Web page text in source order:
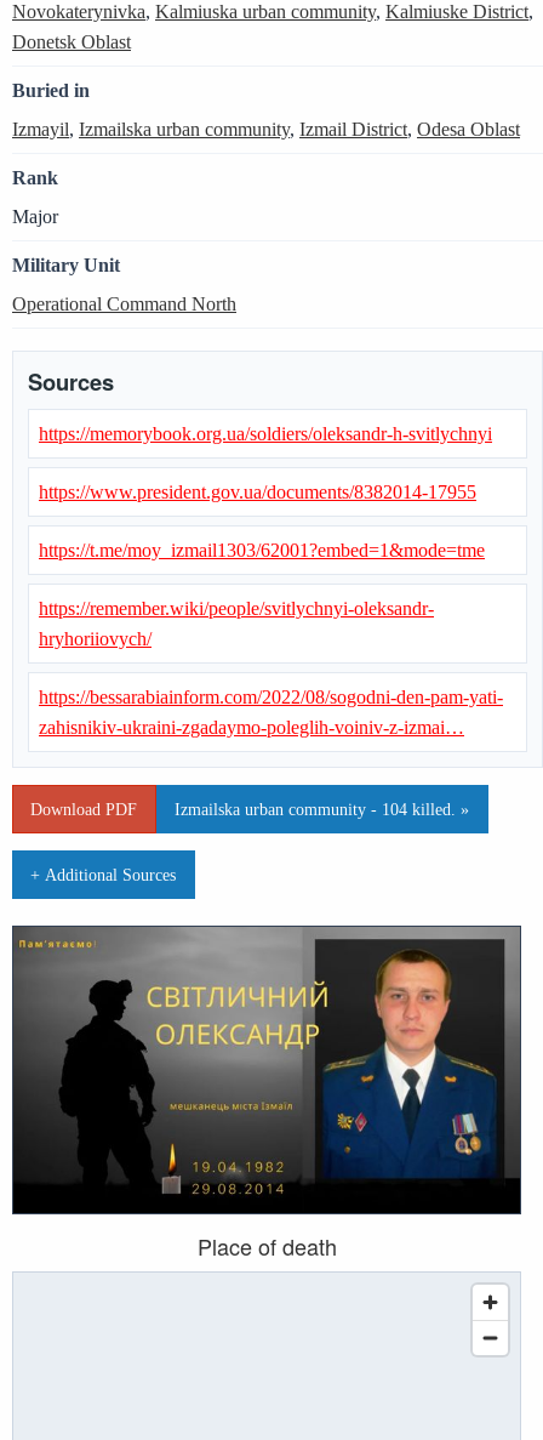
Place of death
Novokaterynivka, Kalmiuska urban community, Kalmiuske District,
Donetsk Oblast
Buried in
Izmayil, Izmailska urban community, Izmail District, Odesa Oblast
Rank
Major
Military Unit
Operational Command North
Sources
https://memorybook.org.ua/soldiers/oleksandr-h-svitlychnyi
https://www.president.gov.ua/documents/8382014-17955
https://t.me/moy_izmail1303/62001?embed=1&mode=tme
https://remember.wiki/people/svitlychnyi-oleksandr-
hryhoriiovych/
https://bessarabiainform.com/2022/08/sogodni-den-pam-yati-
zahisnikiv-ukraini-zgadaymo-poleglih-voiniv-z-izmai…
Download PDF Izmailska urban community - 104 killed. »
+ Additional Sources